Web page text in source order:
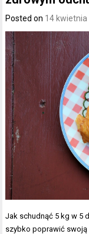
Posted on 14 kwietnia
Jak schudnąć 5 kg w 5
szybko poprawić swoją